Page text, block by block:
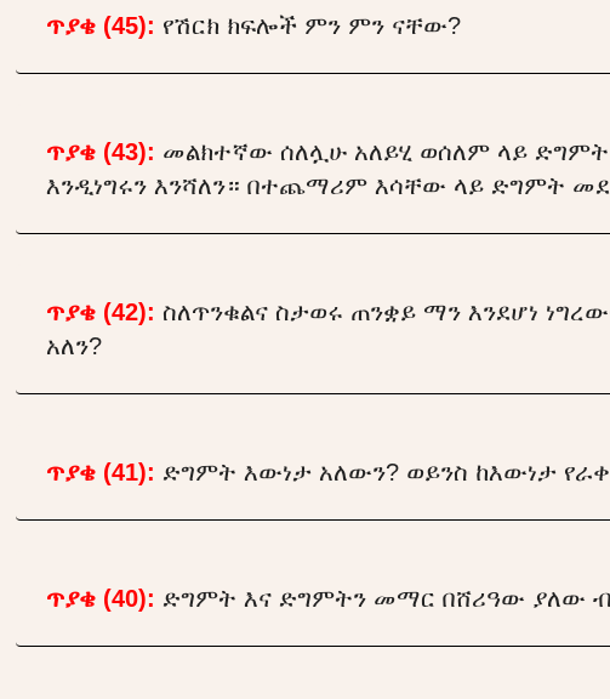
ጥያቄ (45): የሽርክ ክፍሎች ምን ምን ናቸው?
ጥያቄ (43): መልክተኛው ሰለሏሁ አለይሂ ወሰለም ላይ ድግምት
እንዲነግሩን እንሻለን። በተጨማሪም እሳቸው ላይ ድግምት
ጥያቄ (42): ስለጥንቁልና ስታወሩ ጠንቋይ ማን እንደሆነ
አለን?
ጥያቄ (41): ድግምት እውነታ አለውን? ወይንስ ከእውነታ
ጥያቄ (40): ድግምት እና ድግምትን መማር በሸሪዓው ያለው